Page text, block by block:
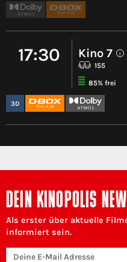
17:30 Kino 7 i
155
85% frei
3D
DEIN KINOPOLIS
Als erster über aktuelle
informiert sein.